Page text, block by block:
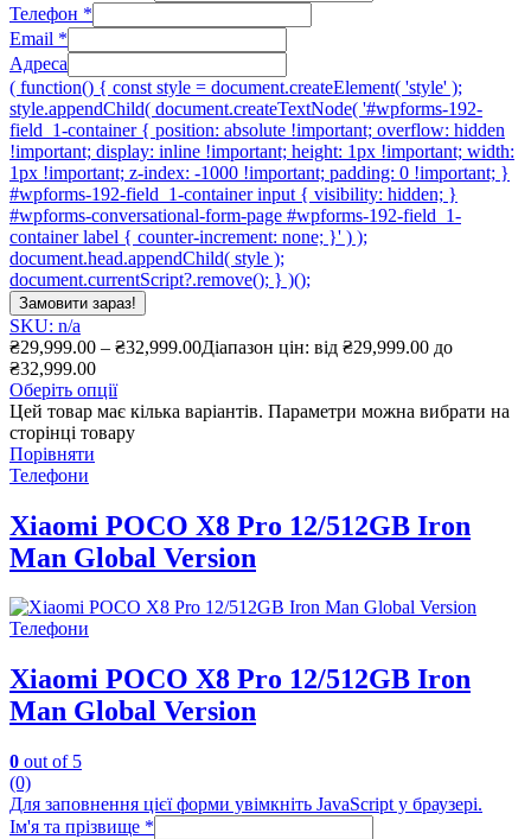
Телефон *
Email *
Адреса
( function() { const style = document.createElement( 'style' );
style.appendChild( document.createTextNode( '#wpforms-192-
field_1-container { position: absolute !important; overflow: hidden
!important; display: inline !important; height: 1px !important; width:
1px !important; z-index: -1000 !important; padding: 0 !important; }
#wpforms-192-field_1-container input { visibility: hidden; }
#wpforms-conversational-form-page #wpforms-192-field_1-
container label { counter-increment: none; }' ) );
document.head.appendChild( style );
document.currentScript?.remove(); } )();
Замовити зараз!
SKU: n/a
₴29,999.00 – ₴32,999.00Діапазон цін: від ₴29,999.00 до
₴32,999.00
Оберіть опції
Цей товар має кілька варіантів. Параметри можна вибрати на
сторінці товару
Порівняти
Телефони
Xiaomi POCO X8 Pro 12/512GB Iron
Man Global Version
Телефони
Xiaomi POCO X8 Pro 12/512GB Iron
Man Global Version
0 out of 5
(0)
Для заповнення цієї форми увімкніть JavaScript у браузері.
Ім'я та прізвище *